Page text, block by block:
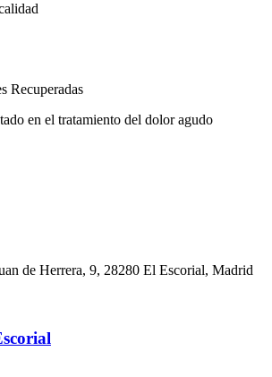
Recuperadas
en el tratamiento del dolor agudo
de Herrera, 9, 28280 El Escorial, Madrid